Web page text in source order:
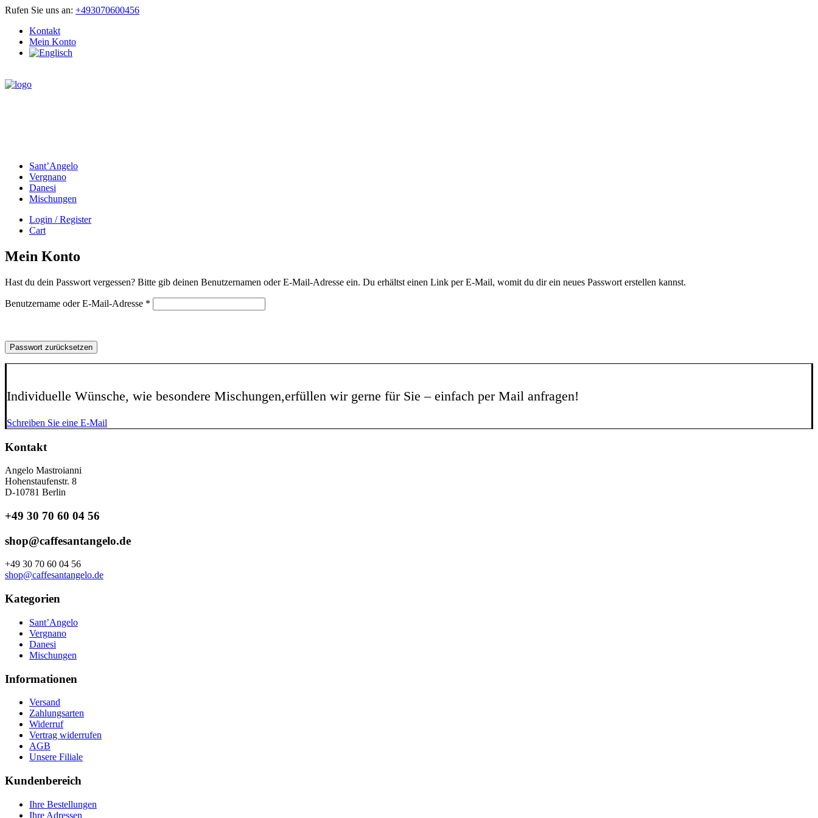
Rufen Sie uns an: +493070600456
Kontakt
Mein Konto
Sant’Angelo
Vergnano
Danesi
Mischungen
Login / Register
Cart
Mein Konto
Hast du dein Passwort vergessen? Bitte gib deinen Benutzernamen oder E-Mail-Adresse ein. Du erhältst einen Link per E-Mail, womit du dir ein neues Passwort erstellen kannst.
Benutzername oder E-Mail-Adresse *
Passwort zurücksetzen
Individuelle Wünsche, wie besondere Mischungen,erfüllen wir gerne für Sie – einfach per Mail anfragen!
Schreiben Sie eine E-Mail
Kontakt
Angelo Mastroianni
Hohenstaufenstr. 8
D-10781 Berlin
+49 30 70 60 04 56
shop@caffesantangelo.de
+49 30 70 60 04 56
shop@caffesantangelo.de
Kategorien
Sant’Angelo
Vergnano
Danesi
Mischungen
Informationen
Versand
Zahlungsarten
Widerruf
Vertrag widerrufen
AGB
Unsere Filiale
Kundenbereich
Ihre Bestellungen
Ihre Adressen